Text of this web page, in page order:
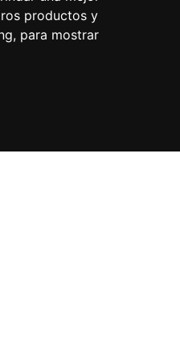
productos y
, para mostrar